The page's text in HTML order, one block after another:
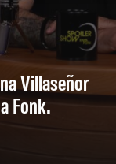
Villaseñor
Fonk.